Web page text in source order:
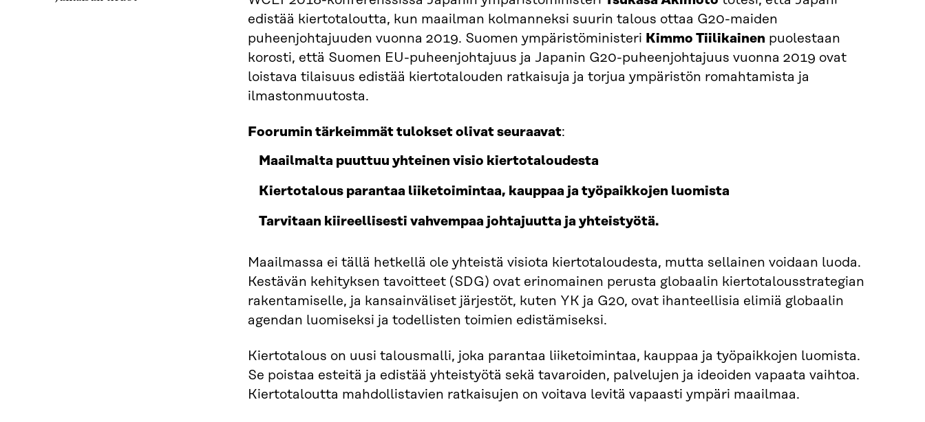
edistää kiertotaloutta, kun maailman kolmanneksi suurin talous ottaa G20-maiden
puheenjohtajuuden vuonna 2019. Suomen ympäristöministeri Kimmo Tiilikainen puolestaan
korosti, että Suomen EU-puheenjohtajuus ja Japanin G20-puheenjohtajuus vuonna 2019 ovat
loistava tilaisuus edistää kiertotalouden ratkaisuja ja torjua ympäristön romahtamista ja
ilmastonmuutosta.
Foorumin tärkeimmät tulokset olivat seuraavat:
Maailmalta puuttuu yhteinen visio kiertotaloudesta
Kiertotalous parantaa liiketoimintaa, kauppaa ja työpaikkojen luomista
Tarvitaan kiireellisesti vahvempaa johtajuutta ja yhteistyötä.
Maailmassa ei tällä hetkellä ole yhteistä visiota kiertotaloudesta, mutta sellainen voidaan luoda.
Kestävän kehityksen tavoitteet (SDG) ovat erinomainen perusta globaalin kiertotalousstrategian
rakentamiselle, ja kansainväliset järjestöt, kuten YK ja G20, ovat ihanteellisia elimiä globaalin
agendan luomiseksi ja todellisten toimien edistämiseksi.
Kiertotalous on uusi talousmalli, joka parantaa liiketoimintaa, kauppaa ja työpaikkojen luomista.
Se poistaa esteitä ja edistää yhteistyötä sekä tavaroiden, palvelujen ja ideoiden vapaata vaihtoa.
Kiertotaloutta mahdollistavien ratkaisujen on voitava levitä vapaasti ympäri maailmaa.